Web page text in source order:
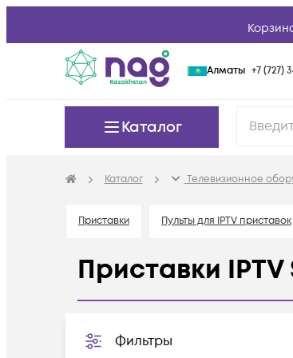
Алматы +7 (727)
Каталог
Каталог Телевизионное
Приставки Пульты для IPTV приставок
Приставки IPTV
Фильтры